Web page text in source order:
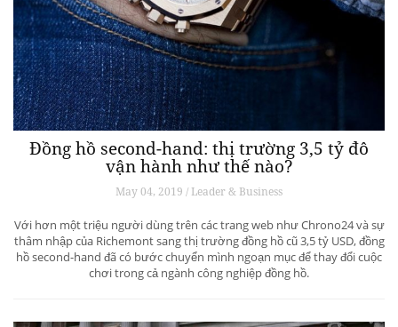
Đồng hồ second-hand: thị trường 3,5 tỷ đô
vận hành như thế nào?
May 04, 2019 / Leader & Business
Với hơn một triệu người dùng trên các trang web như Chrono24 và sự
thâm nhập của Richemont sang thị trường đồng hồ cũ 3,5 tỷ USD, đồng
hồ second-hand đã có bước chuyển mình ngoạn mục để thay đổi cuộc
chơi trong cả ngành công nghiệp đồng hồ.